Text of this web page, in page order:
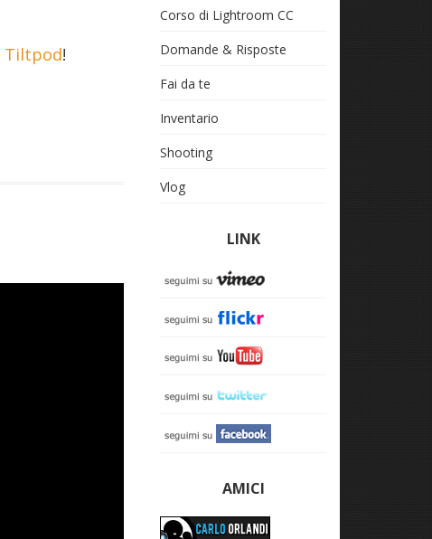
Tiltpod!
Corso di Lightroom CC
Domande & Risposte
Fai da te
Inventario
Shooting
Vlog
LINK
AMICI